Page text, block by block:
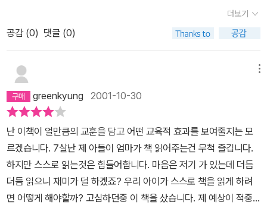
어있고 새들이 노래하며 날아다니는 동산에서 귀여운 얼굴의 아이들
이 빙글빙글 춤추며 노니는 장면이 있다. 슈렉이 잠시 정신을 잃고 잠
......아주 끔찍한 꿈이었어!' 이는 어른들의 고정된 생각을 다소 바꾸
어 줄 수 있는 장면이자 작가의 위트가 유쾌하게 반짝이는 부분이었
다. 슈렉이 나가는 길 양옆으로 비스듬히 몸을 눕혀 길을 내주는 나무
와 꽃들은 또 어떤지... 시적이면서도 거침없이 내뱉은 '아름답지 못
한'(?) 단어들로 씌여진 글과 생략할 건 생략하고 윤곽을 살려 '못생
기게'(!) 그린 그림들이 작가의 기지를 엿볼 수 있게 한다. 싫은 사람
에게 실컷 욕을 해댄 것 처럼, 슈렉이 하는 말과 행동은 통쾌하기 그지
없다. 그래서 보고나면 즐겁다.
더보기
공감 (0) 댓글 (0)
greenkyung 2001-10-30
난 이책이 얼만큼의 교훈을 담고 어떤 교육적 효과를 보여줄지는 모
르겠습니다. 7살난 제 아들이 엄마가 책 읽어주는건 무척 즐깁니다.
하지만 스스로 읽는것은 힘들어합니다. 마음은 저기 가 있는데 더듬
더듬 읽으니 재미가 덜 하겠죠? 우리 아이가 스스로 책을 읽게 하려
면 어떻게 해야할까? 고심하던중 이 책을 샀습니다. 제 예상이 적중